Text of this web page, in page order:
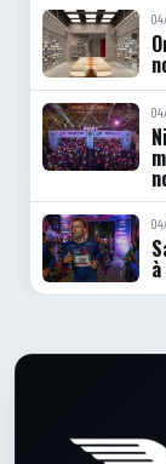
Rodape do site